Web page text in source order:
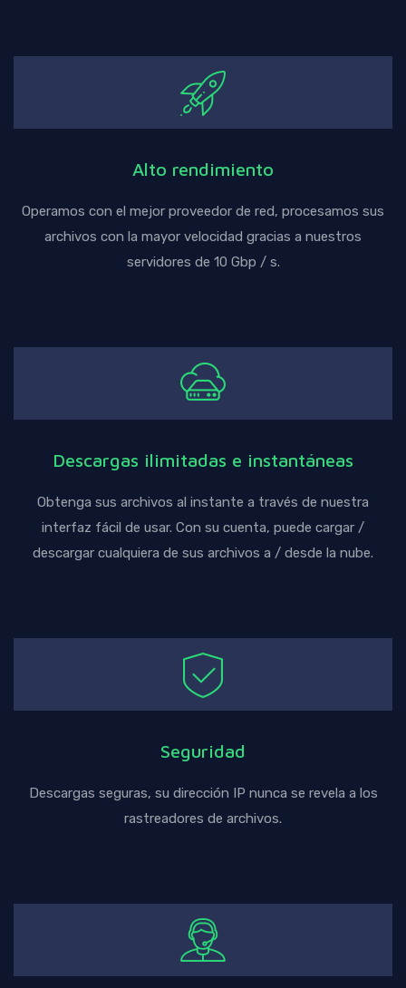
Alto rendimiento
Operamos con el mejor proveedor de red, procesamos sus
archivos con la mayor velocidad gracias a nuestros
servidores de 10 Gbp / s.
Descargas ilimitadas e instantáneas
Obtenga sus archivos al instante a través de nuestra
interfaz fácil de usar. Con su cuenta, puede cargar /
descargar cualquiera de sus archivos a / desde la nube.
Seguridad
Descargas seguras, su dirección IP nunca se revela a los
rastreadores de archivos.